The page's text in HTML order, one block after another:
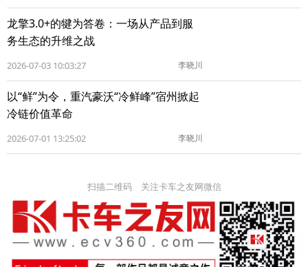
龙擎3.0+的犍为答卷：一场从产品到服
务生态的升维之战
2026-07-03 10:03:27 李晓川
以“鲜”为令，重汽豪沃“冷鲜峰”宿州掀起
冷链价值革命
2026-07-01 13:25:02 李晓川
扫描二维码 关注卡车之友网微信